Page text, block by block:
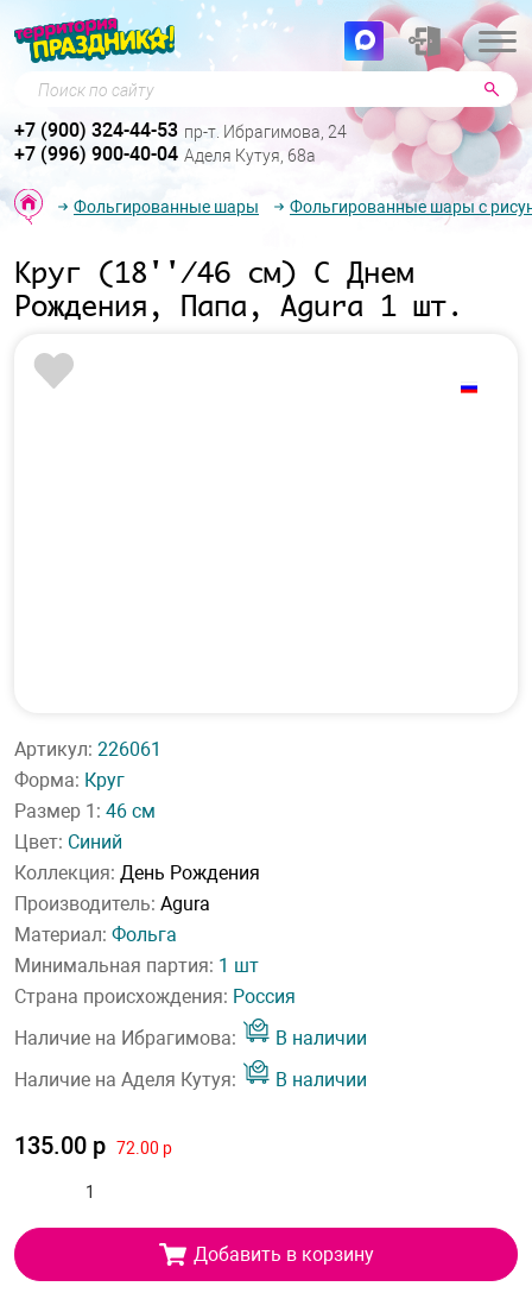
Поиск по сайту
+7 (900) 324-44-53 пр-т. Ибрагимова, 24
+7 (996) 900-40-04 Аделя Кутуя, 68а
Фольгированные шары Фольгированные шары с
Круг (18''/46 см) С Днем
Рождения, Папа, Agura 1 шт.
Артикул: 226061
Форма: Круг
Размер 1: 46 см
Цвет: Синий
Коллекция: День Рождения
Производитель: Agura
Материал: Фольга
Минимальная партия: 1 шт
Страна происхождения: Россия
Наличие на Ибрагимова:
В наличии
Наличие на Аделя Кутуя:
В наличии
135.00 р 72.00 р
Добавить в корзину